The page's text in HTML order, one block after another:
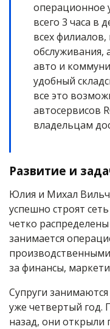
операционное
всего 3 часа в
всех
обслуживания,
авто и
удобный
все это
автосервисов
владельцам
Развитие и
Юлия и Михал
успешно строят
четко
занимается
за финансы,
Супруги
уже четвертый год.
назад, они открыли